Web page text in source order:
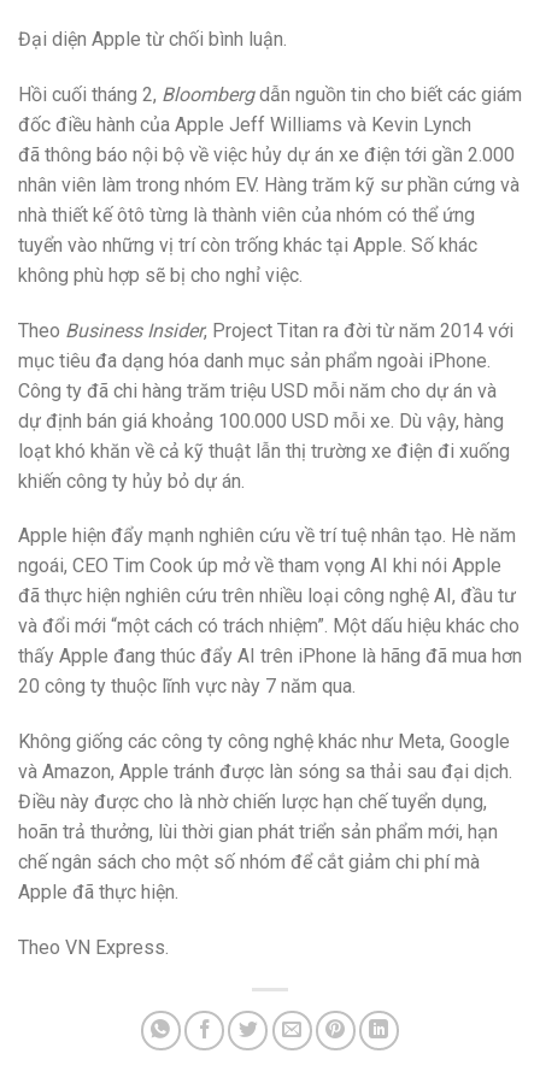
Đại diện Apple từ chối bình luận.
Hồi cuối tháng 2, Bloombergdẫn nguồn tin cho biết các giám
đốc điều hành của Apple Jeff Williams và Kevin Lynch
đã thông báo nội bộ về việc hủy dự án xe điện tới gần 2.000
nhân viên làm trong nhóm EV. Hàng trăm kỹ sư phần cứng và
nhà thiết kế ôtô từng là thành viên của nhóm có thể ứng
tuyển vào những vị trí còn trống khác tại Apple. Số khác
không phù hợp sẽ bị cho nghỉ việc.
Theo Business Insider, Project Titan ra đời từ năm 2014 với
mục tiêu đa dạng hóa danh mục sản phẩm ngoài iPhone.
Công ty đã chi hàng trăm triệu USD mỗi năm cho dự án và
dự định bán giá khoảng 100.000 USD mỗi xe. Dù vậy, hàng
loạt khó khăn về cả kỹ thuật lẫn thị trường xe điện đi xuống
khiến công ty hủy bỏ dự án.
Apple hiện đẩy mạnh nghiên cứu về trí tuệ nhân tạo. Hè năm
ngoái, CEO Tim Cook úp mở về tham vọng AI khi nói Apple
đã thực hiện nghiên cứu trên nhiều loại công nghệ AI, đầu tư
và đổi mới “một cách có trách nhiệm”. Một dấu hiệu khác cho
thấy Apple đang thúc đẩy AI trên iPhone là hãng đã mua hơn
20 công ty thuộc lĩnh vực này 7 năm qua.
Không giống các công ty công nghệ khác như Meta, Google
và Amazon, Apple tránh được làn sóng sa thải sau đại dịch.
Điều này được cho là nhờ chiến lược hạn chế tuyển dụng,
hoãn trả thưởng, lùi thời gian phát triển sản phẩm mới, hạn
chế ngân sách cho một số nhóm để cắt giảm chi phí mà
Apple đã thực hiện.
Theo VN Express.